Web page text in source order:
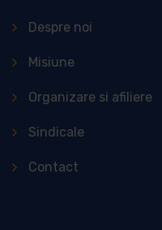
Despre noi
Misiune
Organizare si afiliere
Sindicale
Contact